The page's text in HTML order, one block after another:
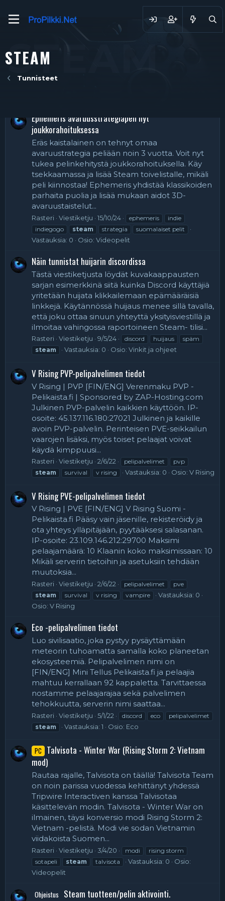
STEAM
STEAM
Tunnisteet
Ephemeris avaruusstrategiapeli nyt
joukkorahoituksessa
Eräs kaistalainen on tehnyt omaa
avaruustrategia peliään noin 3 vuotta. Voit nyt
tukea pelinkehitystä joukkorahoituksella. Käy
tsekkaamassa ja lisää Steam toivelistalle, mikäli
peli kiinnostaa! Ephemeris yhdistää klassikoiden
parhaita puolia ja lisää mukaan aidot 3D-
avaruustaistelut...
Rasteri Viestiketju 15/10/24 ephemeris
indie
indiegogo
steam strategia suomalaiset pelit
Vastauksia: 0 Osio: Videopelit
Näin tunnistat huijarin discordissa
Tästä viestiketjusta löydät kuvakaappausten
sarjan esimerkkinä siitä kuinka Discord käyttäjiä
yritetään huijata klikkailemaan epämääräisiä
linkkejä. Käytännössä huijaus menee sillä tavalla,
että joku ottaa sinuun yhteyttä yksityisviestillä ja
ilmoitaa vahingossa raportoineen Steam- tilisi...
Rasteri Viestiketju 9/5/24 discord huijaus
späm
steam
Vastauksia: 0 Osio: Vinkit ja ohjeet
V Rising PVP-pelipalvelimen tiedot
V Rising | PVP [FIN/ENG] Verenmaku PVP -
Pelikaista.fi | Sponsored by ZAP-Hosting.com
Julkinen PVP-palvelin kaikkien käyttöön. IP-
osoite: 45.137.116.180:27021 Julkinen ja kaikille
avoin PVP-palvelin. Perinteisen PVE-seikkailun
vaarojen lisäksi, myös toiset pelaajat voivat
käydä kimppuusi...
Rasteri Viestiketju 2/6/22 pelipalvelimet
pvp
steam
survival v rising Vastauksia: 0 Osio: V Rising
V Rising PVE-pelipalvelimen tiedot
V Rising | PVE [FIN/ENG] V Rising Suomi -
Pelikaista.fi Pääsy vain jäsenille, rekisteröidy ja
ota yhteys ylläpitäjään, pyytääksesi salasanan.
IP-osoite: 23.109.146.212:29700 Maksimi
pelaajamäärä: 10 Klaanin koko maksimissaan: 10
Mikäli serverin tietoihin ja asetuksiin tehdään
muutoksia...
Rasteri Viestiketju 2/6/22 pelipalvelimet
pve
steam
survival v rising vampire
Vastauksia: 0
Osio: V Rising
Eco -pelipalvelimen tiedot
Luo sivilisaatio, joka pystyy pysäyttämään
meteorin tuhoamatta samalla koko planeetan
ekosysteemiä. Pelipalvelimen nimi on
[FIN/ENG] Mini Tellus Pelikaista.fi ja pelaajia
mahtuu kerrallaan 92 kappaletta. Tarvittaessa
nostamme pelaajarajaa sekä palvelimen
tehokkuutta, serverin nimi saattaa...
Rasteri Viestiketju 5/1/22 discord eco
pelipalvelimet
steam
Vastauksia: 1 Osio: Eco
PC Talvisota - Winter War (Rising Storm 2: Vietnam
mod)
Rautaa rajalle, Talvisota on täällä! Talvisota Team
on noin parissa vuodessa kehittänyt yhdessä
Tripwire Interactiven kanssa Talvisotaa
käsittelevän modin. Talvisota - Winter War on
ilmainen, täysi konversio modi Rising Storm 2:
Vietnam -pelistä. Modi vie sodan Vietnamin
viidakoista Suomen...
Rasteri Viestiketju 3/4/20 modi
rising storm
sotapeli
steam talvisota Vastauksia: 0
Osio:
Videopelit
Ohjeistus Steam tuotteen/pelin aktivointi.